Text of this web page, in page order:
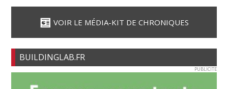
VOIR LE MÉDIA-KIT DE CHRONIQUES
BUILDINGLAB.FR
PUBLICITE